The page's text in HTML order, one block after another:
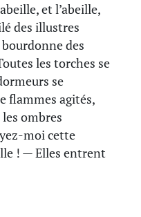
et l’abeille,
des illustres
des
les torches se
se
flammes agités,
ombres
moi cette
! — Elles entrent